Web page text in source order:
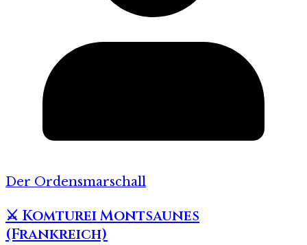
Der Ordensmarschall
⚔️ Komturei Montsaunes
(Frankreich)